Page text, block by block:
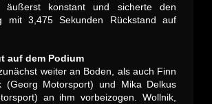
äußerst konstant und sicherte den
mit 3,475 Sekunden Rückstand auf
auf dem Podium
weiter an Boden, als auch Finn
(Georg Motorsport) und Mika Delkus
an ihm vorbeizogen. Wollnik,